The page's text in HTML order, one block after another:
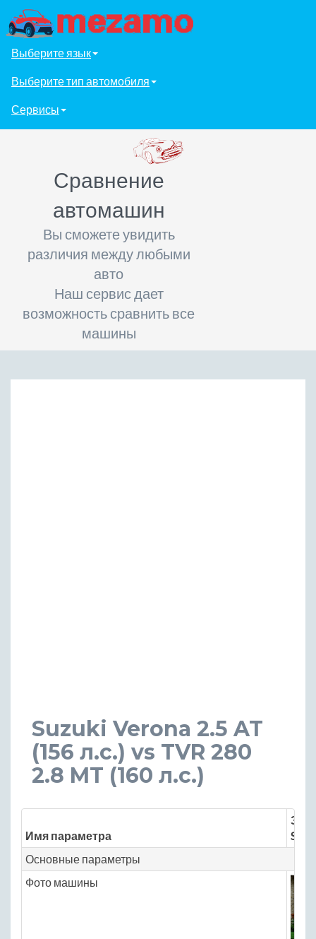
Выберите язык
Выберите тип автомобиля
Сервисы
Сравнение
автомашин
Вы сможете увидить
различия между любыми
авто
Наш сервис дает
возможность сравнить все
машины
Suzuki Verona 2.5 AT
(156 л.с.) vs TVR 280
2.8 MT (160 л.с.)
Имя параметра
Основные параметры
Фото машины